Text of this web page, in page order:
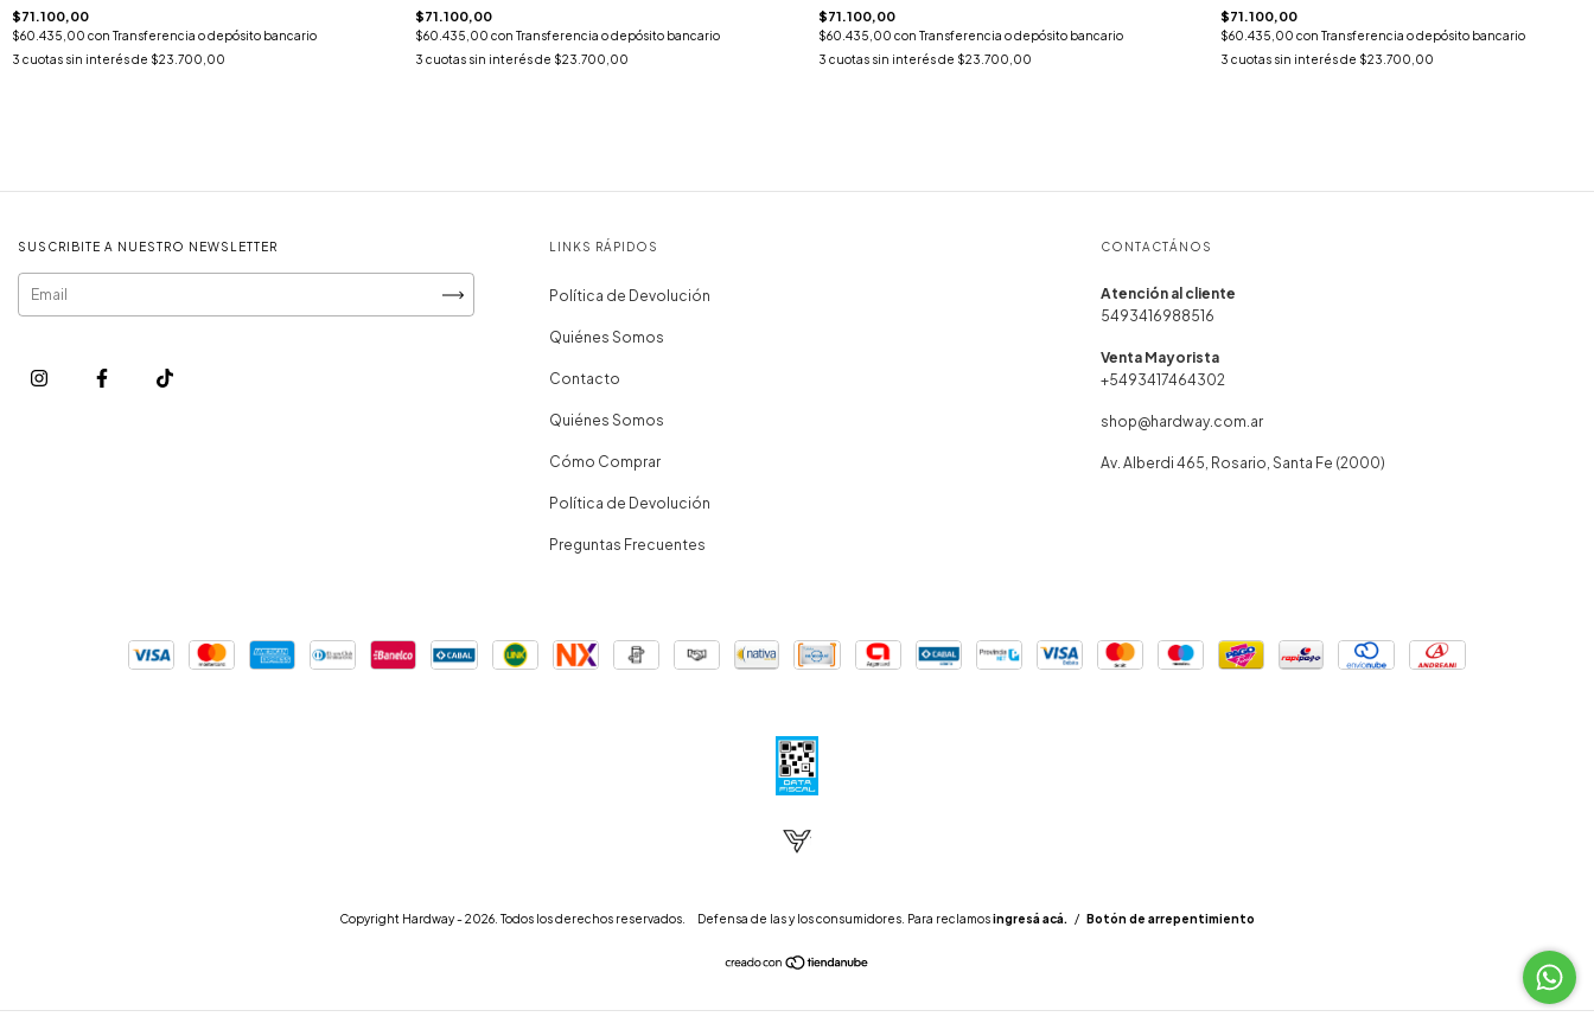
$71.100,00
$60.435,00 con Transferencia o depósito bancario
3 cuotas sin interés de $23.700,00
$71.100,00
$60.435,00 con Transferencia o depósito bancario
3 cuotas sin interés de $23.700,00
$71.100,00
$60.435,00 con Transferencia o depósito bancario
3 cuotas sin interés de $23.700,00
$71.100,00
$60.435,00con Transferencia o depósito bancario
3 cuotas sin interés de $23.700,00
SUSCRIBITE A NUESTRO NEWSLETTER LINKS RÁPIDOS
Política de Devolución
Quiénes Somos
Contacto
Quiénes Somos
Cómo Comprar
Política de Devolución
Preguntas Frecuentes
CONTACTÁNOS
5493416988516
+5493417464302
shop@hardway.com.ar
Av. Alberdi 465, Rosario, Santa Fe (2000)
Copyright Hardway - 2026. Todos los derechos reservados. Defensa de las y los consumidores. Para reclamosingresá acá. / Botón de arrepentimiento